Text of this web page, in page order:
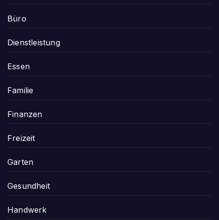
Büro
Dienstleistung
Essen
Familie
Finanzen
Freizeit
Garten
Gesundheit
Handwerk